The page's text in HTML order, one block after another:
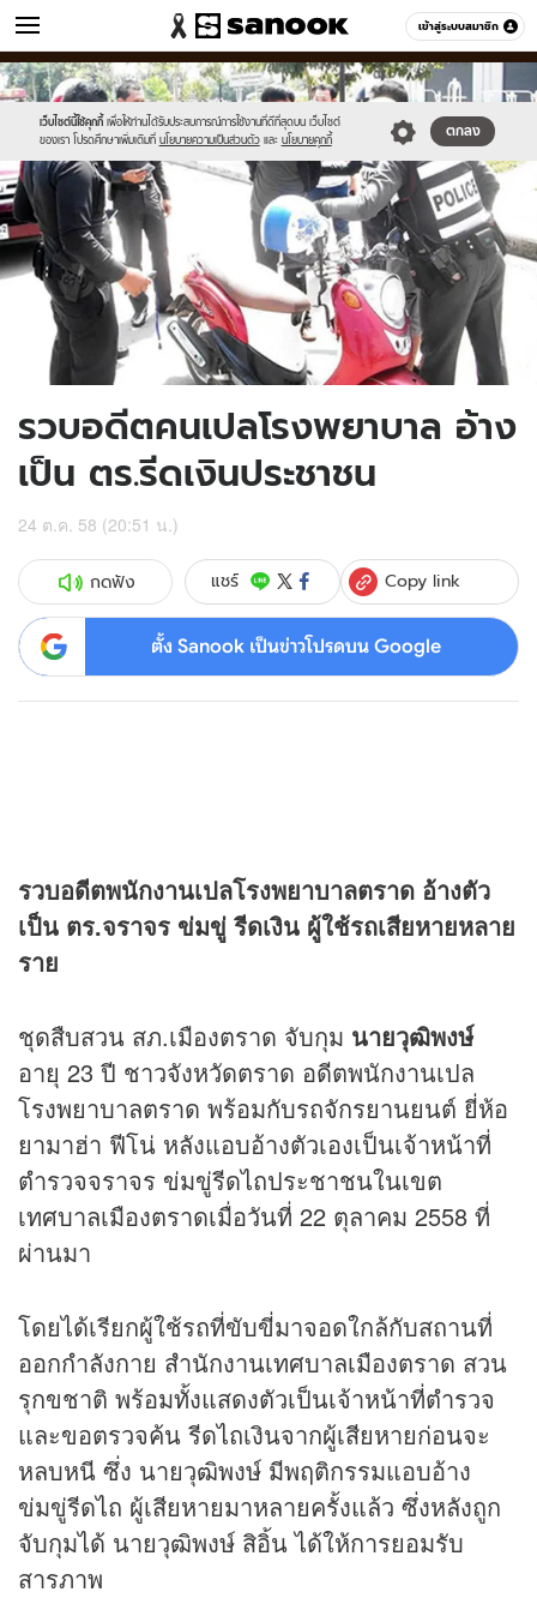
เข้าสู่ระบบสมาชิก
ข่าว หมวดอื่นๆ
เว็บไซต์นี้ใช้คุกกี้ เพื่อให้ท่านได้รับประสบการณ์การใช้งานที่ดีที่สุดบน เว็บไซต์
ของเรา โปรดศึกษาเพิ่มเติมที่ นโยบายความเป็นส่วนตัว และ นโยบายคุกกี้
ตกลง
Sanook
//s.isanook.com/sr/0/images/logo-
new-
sanook.png
600
60
//s.isanook.com/ns/0/ud/377/1888102/news12.jpg
รวบอดีตคนเปลโรงพยาบาล อ้าง
เป็น ตร.รีดเงินประชาชน
24 ต.ค. 58 (20:51 น.)
กดฟัง แชร์ Copy link
ตั้ง Sanook เป็นข่าวโปรดบน Google
รวบอดีตพนักงานเปลโรงพยาบาลตราด อ้างตัว
เป็น ตร.จราจร ข่มขู่ รีดเงิน ผู้ใช้รถเสียหายหลาย
ราย
ชุดสืบสวน สภ.เมืองตราด จับกุม นายวุฒิพงษ์
อายุ 23 ปี ชาวจังหวัดตราด อดีตพนักงานเปล
โรงพยาบาลตราด พร้อมกับรถจักรยานยนต์ ยี่ห้อ
ยามาฮ่า ฟีโน่ หลังแอบอ้างตัวเองเป็นเจ้าหน้าที่
ตำรวจจราจร ข่มขู่รีดไถประชาชนในเขต
เทศบาลเมืองตราดเมื่อวันที่ 22 ตุลาคม 2558 ที่
ผ่านมา
โดยได้เรียกผู้ใช้รถที่ขับขี่มาจอดใกล้กับสถานที่
ออกกำลังกาย สำนักงานเทศบาลเมืองตราด สวน
รุกขชาติ พร้อมทั้งแสดงตัวเป็นเจ้าหน้าที่ตำรวจ
และขอตรวจค้น รีดไถเงินจากผู้เสียหายก่อนจะ
หลบหนี ซึ่ง นายวุฒิพงษ์ มีพฤติกรรมแอบอ้าง
ข่มขู่รีดไถ ผู้เสียหายมาหลายครั้งแล้ว ซึ่งหลังถูก
จับกุมได้ นายวุฒิพงษ์ สิอิ้น ได้ให้การยอมรับ
สารภาพ